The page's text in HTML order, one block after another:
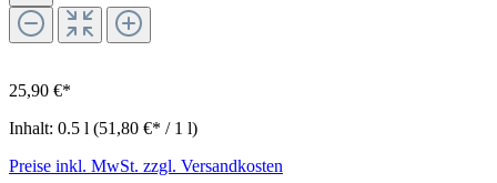
25,90 €*
Inhalt: 0.5 l (51,80 €* / 1 l)
Preise inkl. MwSt. zzgl. Versandkosten